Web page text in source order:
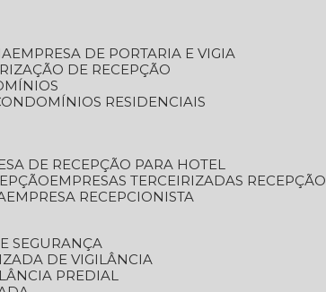
EMPRESA DE PORTARIA E VIGIA
DE RECEPÇÃO
RESIDENCIAIS
DE RECEPÇÃO PARA HOTEL
EMPRESAS TERCEIRIZADAS RECEPÇÃO
EMPRESA RECEPCIONISTA
SEGURANÇA
DE VIGILÂNCIA
PREDIAL